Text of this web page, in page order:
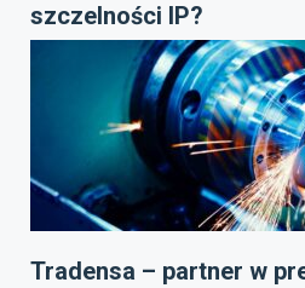
szczelności IP?
Tradensa – partner w